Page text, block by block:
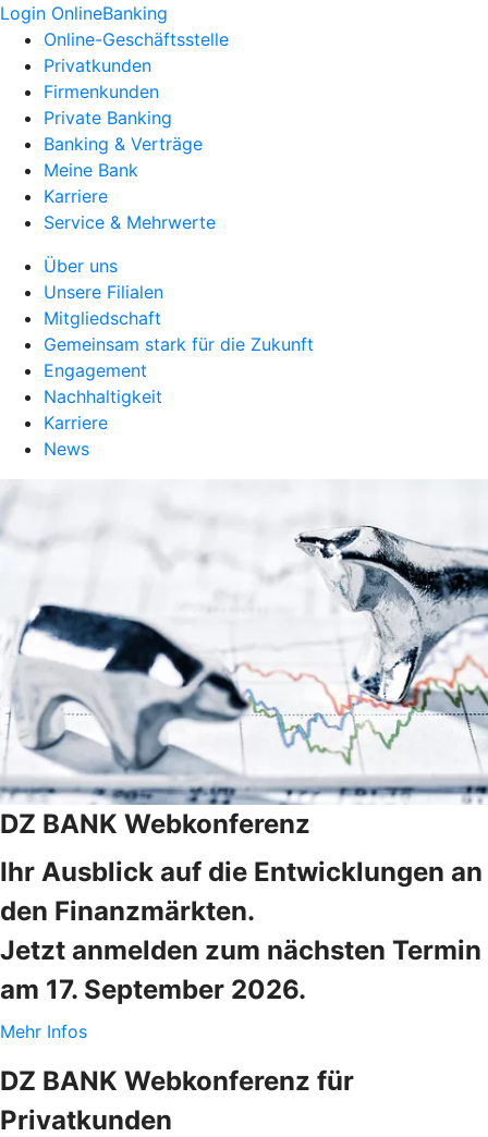
Login OnlineBanking
Online-Geschäftsstelle
Privatkunden
Firmenkunden
Private Banking
Banking & Verträge
Meine Bank
Karriere
Service & Mehrwerte
Über uns
Unsere Filialen
Mitgliedschaft
Gemeinsam stark für die Zukunft
Engagement
Nachhaltigkeit
Karriere
News
DZ BANK Webkonferenz
Ihr Ausblick auf die Entwicklungen an
den Finanzmärkten.
Jetzt anmelden zum nächsten Termin
am 17. September 2026.
Mehr Infos
DZ BANK Webkonferenz für
Privatkunden